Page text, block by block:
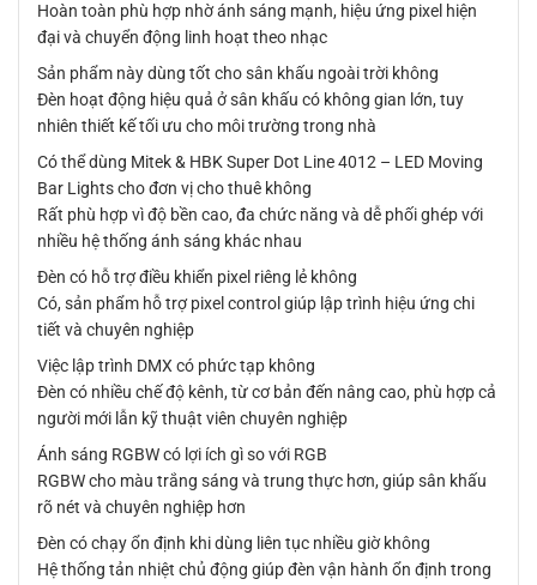
Hoàn toàn phù hợp nhờ ánh sáng mạnh, hiệu ứng pixel hiện
đại và chuyển động linh hoạt theo nhạc
Sản phẩm này dùng tốt cho sân khấu ngoài trời không
Đèn hoạt động hiệu quả ở sân khấu có không gian lớn, tuy
nhiên thiết kế tối ưu cho môi trường trong nhà
Có thể dùng Mitek & HBK Super Dot Line 4012 – LED Moving
Bar Lights cho đơn vị cho thuê không
Rất phù hợp vì độ bền cao, đa chức năng và dễ phối ghép với
nhiều hệ thống ánh sáng khác nhau
Đèn có hỗ trợ điều khiển pixel riêng lẻ không
Có, sản phẩm hỗ trợ pixel control giúp lập trình hiệu ứng chi
tiết và chuyên nghiệp
Việc lập trình DMX có phức tạp không
Đèn có nhiều chế độ kênh, từ cơ bản đến nâng cao, phù hợp cả
người mới lẫn kỹ thuật viên chuyên nghiệp
Ánh sáng RGBW có lợi ích gì so với RGB
RGBW cho màu trắng sáng và trung thực hơn, giúp sân khấu
rõ nét và chuyên nghiệp hơn
Đèn có chạy ổn định khi dùng liên tục nhiều giờ không
Hệ thống tản nhiệt chủ động giúp đèn vận hành ổn định trong